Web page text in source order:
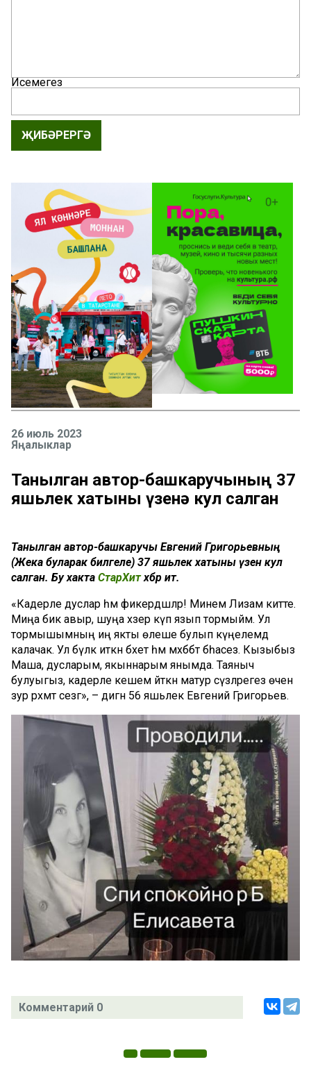
Исемегез
ҖИБӘРЕРГӘ
26 июль 2023
Яңалыклар
Танылган автор-башкаручының 37
яшьлек хатыны үзенә кул салган
Танылган автор-башкаручы Евгений Григорьевның
(Жека буларак билгеле) 37 яшьлек хатыны үзенә кул
салган. Бу хакта СтарХитхәбәр итә.
«Кадерле дуслар һәм фикердәшләр! Минем Лизам китте.
Миңа бик авыр, шуңа хәзер күп язып тормыйм. Ул
тормышымның иң якты өлеше булып күңелемдә
калачак. Ул бүләк иткән бәхет һәм мәхәббәт бәһасез. Кызыбыз
Маша, дусларым, якыннарым янымда. Таяныч
булуыгыз, кадерле кешемә әйткән матур сүзләрегез өчен
зур рәхмәт сезгә», – дигән 56 яшьлек Евгений Григорьев.
Комментарий 0